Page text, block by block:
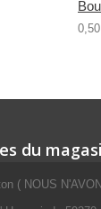
du
( NOUS